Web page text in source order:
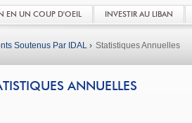
EN UN COUP D'OEIL INVESTIR AU LIBAN
Soutenus Par IDAL › Statistiques Annuelles
ANNUELLES